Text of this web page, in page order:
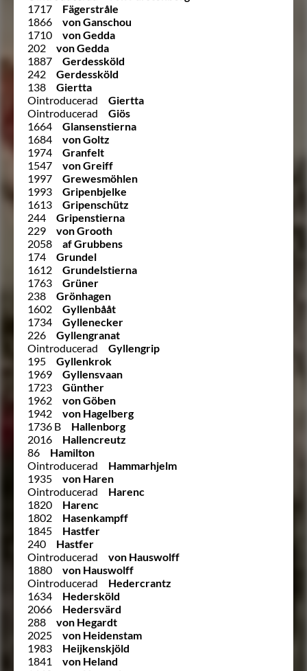
1717
Fägerstråle
1866
von Ganschou
1710
von Gedda
202
von Gedda
1887
Gerdessköld
242
Gerdessköld
138
Giertta
Ointroducerad
Giertta
Ointroducerad
Giös
1664
Glansenstierna
1684
von Goltz
1974
Granfelt
1547
von Greiff
1997
Grewesmöhlen
1993
Gripenbjelke
1613
Gripenschütz
244
Gripenstierna
229
von Grooth
2058
af Grubbens
174
Grundel
1612
Grundelstierna
1763
Grüner
238
Grönhagen
1602
Gyllenbååt
1734
Gyllenecker
226
Gyllengranat
Ointroducerad
Gyllengrip
195
Gyllenkrok
1969
Gyllensvaan
1723
Günther
1962
von Göben
1942
von Hagelberg
1736 B
Hallenborg
2016
Hallencreutz
86
Hamilton
Ointroducerad
Hammarhjelm
1935
von Haren
Ointroducerad
Harenc
1820
Harenc
1802
Hasenkampff
1845
Hastfer
240
Hastfer
Ointroducerad
von Hauswolff
1880
von Hauswolff
Ointroducerad
Hedercrantz
1634
Hedersköld
2066
Hedersvärd
288
von Hegardt
2025
von Heidenstam
1983
Heijkenskjöld
1841
von Heland